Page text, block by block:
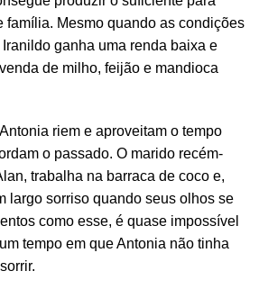
família. Mesmo quando as condições
ganha uma renda baixa e
de milho, feijão e mandioca
riem e aproveitam o tempo
o passado. O marido recém-
trabalha na barraca de coco e,
largo sorriso quando seus olhos se
como esse, é quase impossível
tempo em que Antonia não tinha